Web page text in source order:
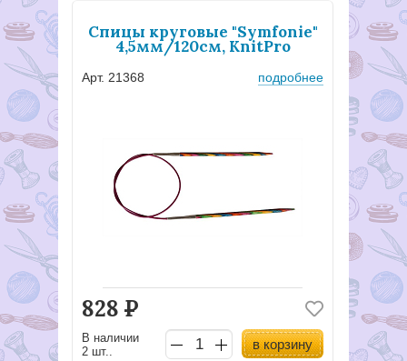
Спицы круговые "Symfonie"
4,5мм/120см, KnitPro
Арт. 21368 подробнее
828 Р
В наличии
2 шт..
в корзину